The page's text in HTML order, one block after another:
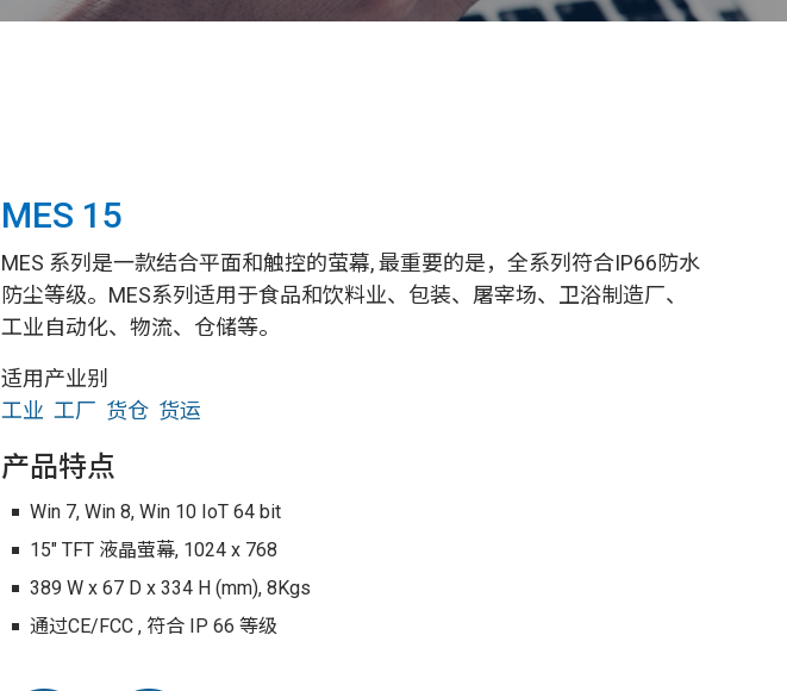
MES 15
MES 系列是一款结合平面和触控的萤幕, 最重要的是，全系列符合IP66防水
防尘等级。MES系列适用于食品和饮料业、包装、屠宰场、卫浴制造厂、
工业自动化、物流、仓储等。
适用产业别
工业 工厂 货仓 货运
产品特点
Win 7, Win 8, Win 10 IoT 64 bit
15" TFT 液晶萤幕, 1024 x 768
389 W x 67 D x 334 H (mm), 8Kgs
通过CE/FCC , 符合 IP 66 等级